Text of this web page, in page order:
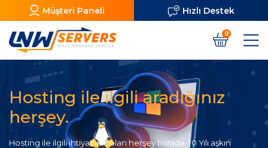
Müşteri Paneli Hızlı Destek
0
Hosting ile ilgili aradığınız
herşey.
Hosting ile ilgili ihtiyacınız olan herşey burada, 10 Yılı aşkın